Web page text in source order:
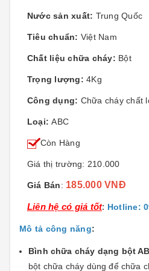
Nước sản xuất: Trung Quốc
Tiêu chuẩn: Việt Nam
Chất liệu chữa cháy: Bột
Trọng lượng: 4Kg
Công dụng: Chữa cháy chất
Loại: ABC
Còn Hàng
Giá thị trường: 210.000
Giá Bán: 185.000 VNĐ
Liên hệ có giá tốt: Hotline:
Mô tả công năng:
Bình chữa cháy dạng bột
bột chữa cháy dùng để chữa